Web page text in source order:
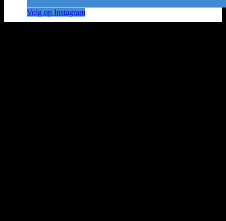
Volg op Instagram